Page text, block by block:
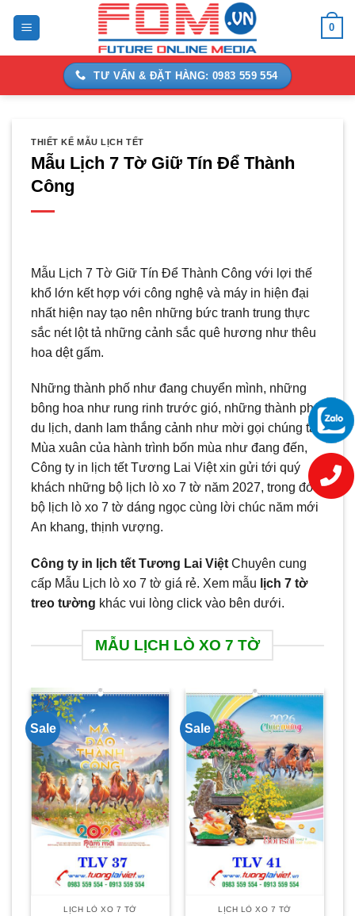
0
TƯ VẤN & ĐẶT HÀNG: 0983 559 554
THIẾT KẾ MẪU LỊCH TẾT
Mẫu Lịch 7 Tờ Giữ Tín Để Thành
Công
Mẫu Lịch 7 Tờ Giữ Tín Để Thành Công với lợi thế
khổ lớn kết hợp với công nghệ và máy in hiện đại
nhất hiện nay tạo nên những bức tranh trung thực
sắc nét lột tả những cảnh sắc quê hương như thêu
hoa dệt gấm.
Những thành phố như đang chuyển mình, những
bông hoa như rung rinh trước gió, những thành phố
du lịch, danh lam thắng cảnh như mời gọi chúng ta.
Mùa xuân của hành trình bốn mùa như đang đến,
Công ty in lịch tết Tương Lai Việt xin gửi tới quý
khách những bộ lịch lò xo 7 tờ năm 2027, trong đó
bộ lịch lò xo 7 tờ dáng ngọc cùng lời chúc năm mới
An khang, thịnh vượng.
Công ty in lịch tết Tương Lai Việt Chuyên cung
cấp Mẫu Lịch lò xo 7 tờ giá rẻ. Xem mẫu lịch 7 tờ
treo tường khác vui lòng click vào bên dưới.
MẪU LỊCH LÒ XO 7 TỜ
Sale
LỊCH LÒ XO 7 TỜ
Sale
LỊCH LÒ XO 7 TỜ